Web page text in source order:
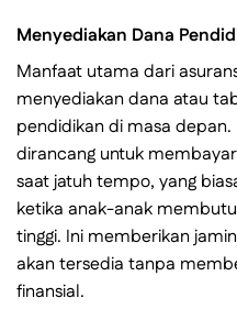
Menyediakan Dana
Manfaat utama dari
menyediakan dana atau
pendidikan di masa depan.
dirancang untuk
saat jatuh tempo, yang
ketika anak-anak
tinggi. Ini memberikan
akan tersedia tanpa
finansial.